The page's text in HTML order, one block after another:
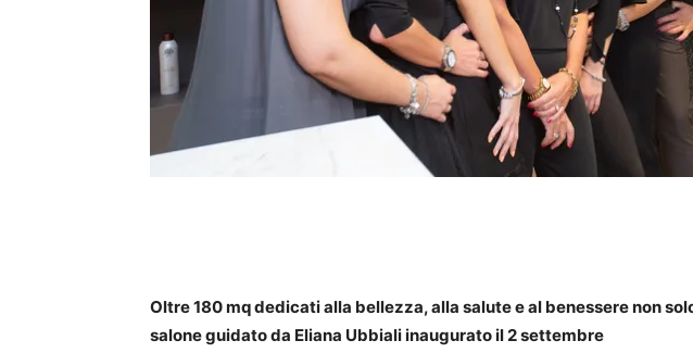
Oltre 180 mq dedicati alla bellezza, alla salute e al benessere non
salone guidato da Eliana Ubbiali inaugurato il 2 settembre